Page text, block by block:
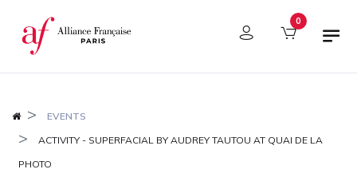
Cookies management panel 0
EVENTS
ACTIVITY - SUPERFACIAL BY AUDREY TAUTOU AT QUAI DE LA
PHOTO